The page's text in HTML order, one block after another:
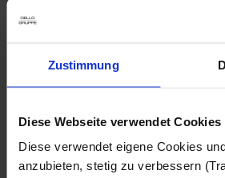
Zustimmung
Diese Webseite verwendet Cookies
Diese verwendet eigene Cookies
anzubieten, stetig zu verbessern